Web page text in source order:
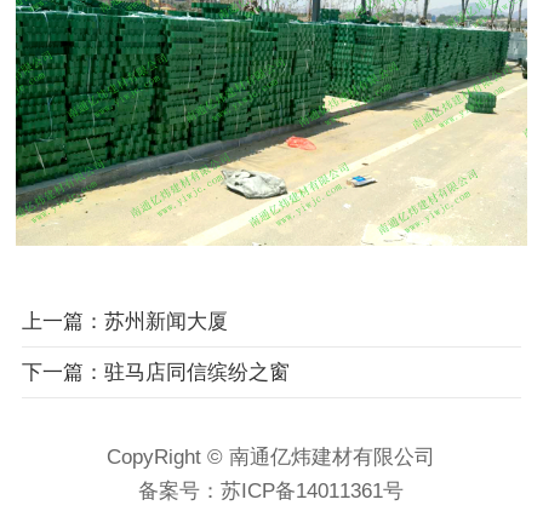
上一篇：苏州新闻大厦
下一篇：驻马店同信缤纷之窗
CopyRight © 南通亿炜建材有限公司
备案号：苏ICP备14011361号